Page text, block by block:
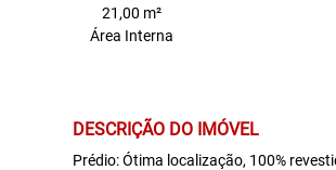
21,00 m²
Área Interna
DESCRIÇÃO DO IMÓVEL
Prédio: Ótima localização, 100%